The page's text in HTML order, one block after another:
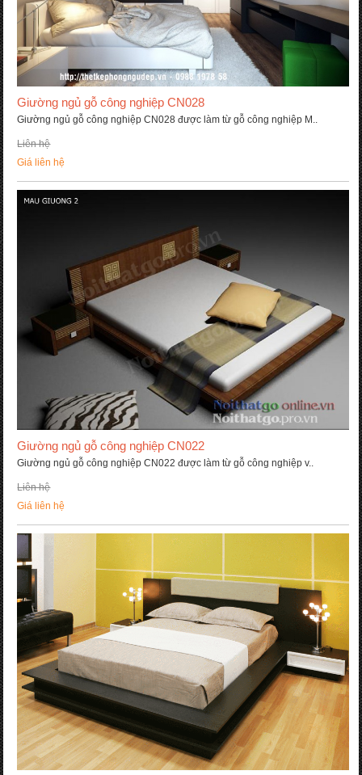
Giường ngủ gỗ công nghiệp CN028
Giường ngủ gỗ công nghiệp CN028 được làm từ gỗ công nghiệp M..
Liên hệ
Giá liên hệ
Gi­ường ngủ gỗ công nghiệp CN022
Giường ngủ gỗ công nghiệp CN022 được làm từ gỗ công nghiệp v..
Liên hệ
Giá liên hệ